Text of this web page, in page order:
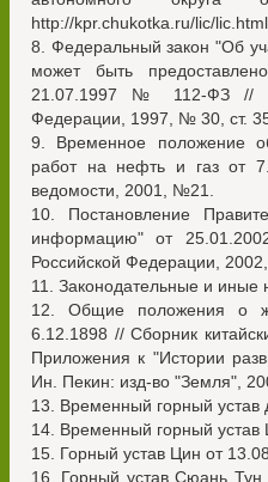
http://kpr.chukotka.ru/lic/lic.html
8. Федеральный закон "Об
может быть
21.07.1997 № 112-ФЗ //
Федерации, 1997, № 30, ст.
9. Временное положение
работ на нефть и газ от
ведомости, 2001, №21.
10. Постановление
информацию" от
Российской Федерации,
11. Законодательные и
12. Общие положения о
6.12.1898 // Сборник
Приложения к "Истории
Ин. Пекин: изд-во "Земля",
13. Временный горный
14. Временный горный
15. Горный устав Цин от
16. Горный устав Сюань